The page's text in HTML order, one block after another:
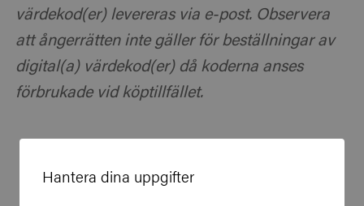
Hantera dina uppgifter
värdekod(er) levereras via e-post. Observera
att ångerrätten inte gäller för beställningar av
digital(a) värdekod(er) då koderna anses
förbrukade vid köptillfället.